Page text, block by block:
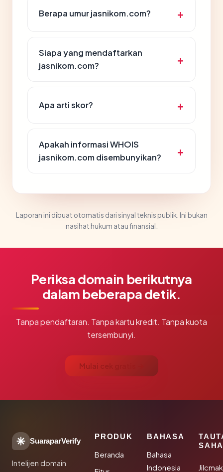
Berapa umur jasnikom.com?
Siapa yang mendaftarkan
jasnikom.com?
Apa arti skor?
Apakah informasi WHOIS
jasnikom.com disembunyikan?
Laporan ini dibuat otomatis dari sinyal teknis publik. Ini bukan
nasihat hukum atau finansial.
Periksa domain berikutnya
dalam beberapa detik.
Tanpa pendaftaran. Tanpa kartu kredit. Tanpa kuota
tersembunyi.
Mulai cek gratis →
SuaraparVerify
Intelijen domain
PRODUK
Beranda
BAHASA
Bahasa
Indonesia